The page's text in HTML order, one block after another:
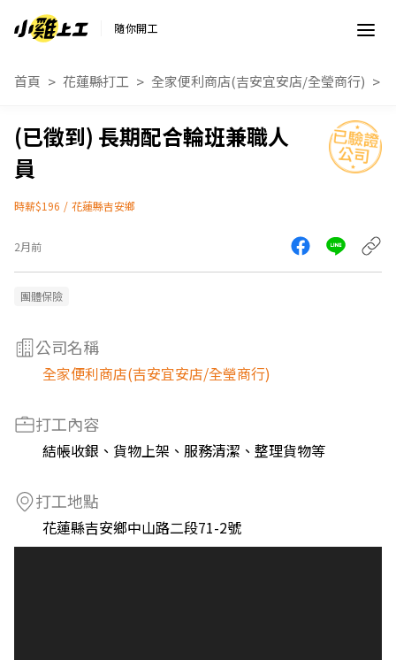
隨你開工
首頁 花蓮縣打工 全家便利商店(吉安宜安店/全瑩商行)
長期配合輪班兼職人
員
時薪$196 / 花蓮縣吉安鄉
2月前
團體保險
公司名稱
全家便利商店(吉安宜安店/全瑩商行)
打工內容
結帳收銀、貨物上架、服務清潔、整理貨物等
打工地點
花蓮縣吉安鄉中山路二段71-2號